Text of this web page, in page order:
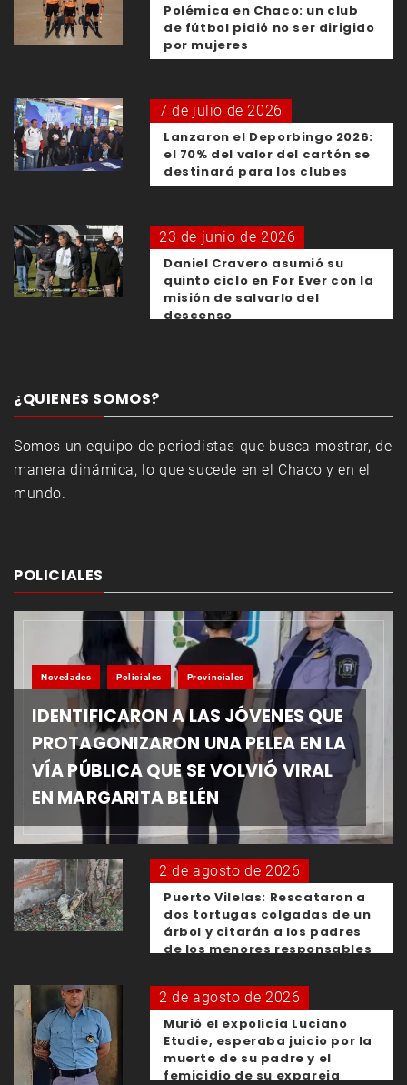
Polémica en Chaco: un club
de fútbol pidió no ser dirigido
por mujeres
7 de julio de 2026
Lanzaron el Deporbingo 2026:
el 70% del valor del cartón se
destinará para los clubes
23 de junio de 2026
Daniel Cravero asumió su
quinto ciclo en For Ever con la
misión de salvarlo del
descenso
¿QUIENES SOMOS?
Somos un equipo de periodistas que busca mostrar, de
manera dinámica, lo que sucede en el Chaco y en el
mundo.
POLICIALES
Novedades Policiales Provinciales
IDENTIFICARON A LAS JÓVENES QUE
PROTAGONIZARON UNA PELEA EN LA
VÍA PÚBLICA QUE SE VOLVIÓ VIRAL
EN MARGARITA BELÉN
2 de agosto de 2026
Puerto Vilelas: Rescataron a
dos tortugas colgadas de un
árbol y citarán a los padres
de los menores responsables
2 de agosto de 2026
Murió el expolicía Luciano
Etudie, esperaba juicio por la
muerte de su padre y el
femicidio de su expareja